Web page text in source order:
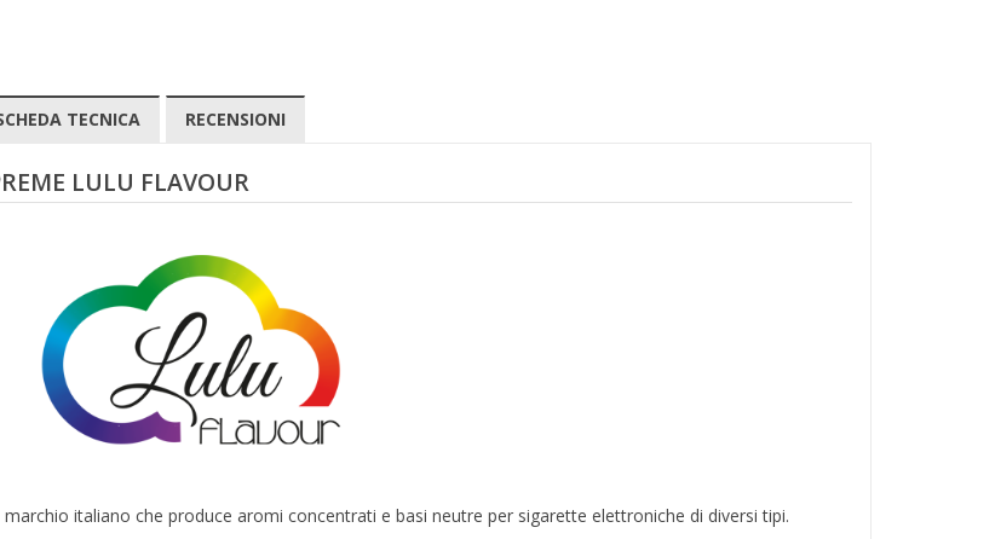
TECNICA RECENSIONI
LULU FLAVOUR
marchio italiano che produce aromi concentrati e basi neutre per sigarette elettroniche di diversi tipi.